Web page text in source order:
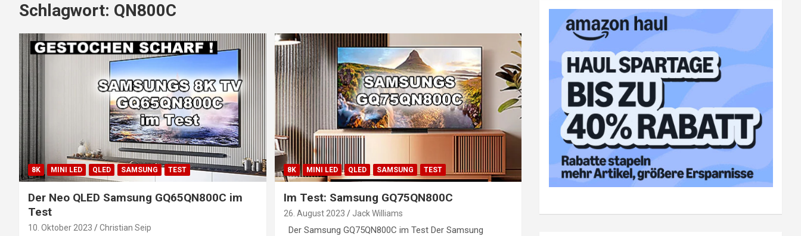
Schlagwort: QN800C
8K MINI LED QLED SAMSUNG TEST
Der Neo QLED Samsung GQ65QN800C im
Test
10. Oktober 2023 Christian Seip
8K MINI LED QLED SAMSUNG TEST
Im Test: Samsung GQ75QN800C
26. August 2023 Jack Williams
Der Samsung GQ75QN800C im Test Der Samsung